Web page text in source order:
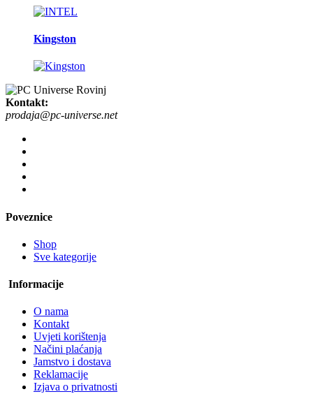
Kingston
Kontakt:
prodaja@pc-universe.net
Poveznice
Shop
Sve kategorije
Informacije
O nama
Kontakt
Uvjeti korištenja
Načini plaćanja
Jamstvo i dostava
Reklamacije
Izjava o privatnosti